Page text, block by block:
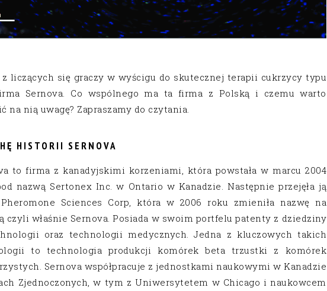
z liczących się graczy w wyścigu do skutecznej terapii cukrzycy typu
Sernova. Co wspólnego ma ta firma z Polską i czemu warto
na nią uwagę? Zapraszamy do czytania.
HISTORII SERNOVA
to firma z kanadyjskimi korzeniami, która powstała w marcu 2004
nazwą Sertonex Inc. w Ontario w Kanadzie. Następnie przejęła ją
Sciences Corp, która w 2006 roku zmieniła nazwę na
czyli właśnie Sernova. Posiada w swoim portfelu patenty z dziedziny
oraz technologii medycznych. Jedna z kluczowych takich
to technologia produkcji komórek beta trzustki z komórek
Sernova współpracuje z jednostkami naukowymi w Kanadzie
Zjednoczonych, w tym z Uniwersytetem w Chicago i naukowcem